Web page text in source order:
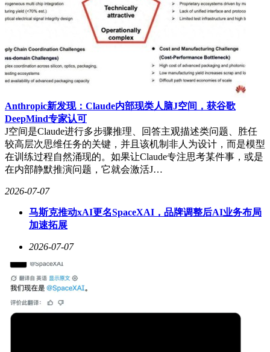
Anthropic新发现：Claude内部现类人脑J空间，获谷歌
DeepMind专家认可
J空间是Claude进行多步骤推理、回答主观描述类问题、胜任
较高层次思维任务的关键，并且该机制非人为设计，而是模型
在训练过程自然涌现的。如果让Claude专注思考某件事，或是
在内部静默推演问题，它就会激活J…
2026-07-07
马斯克推动xAI更名SpaceXAI，品牌调整后AI业务布局
加速拓展
2026-07-07